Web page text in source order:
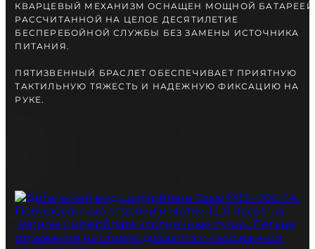
КВАРЦЕВЫЙ МЕХАНИЗМ ОСНАЩЕН МОЩНОЙ
РАССЧИТАННОЙ НА ЦЕЛОЕ ДЕСЯТИЛЕТИЕ
БЕСПЕРЕБОЙНОЙ СЛУЖБЫ БЕЗ ЗАМЕНЫ ИСТОЧНИКА
ПИТАНИЯ.
ПЯТИЗВЕННЫЙ БРАСЛЕТ ОБЕСПЕЧИВАЕТ ПРИЯТНУЮ
ТАКТИЛЬНУЮ ТЯЖЕСТЬ И НАДЕЖНУЮ ФИКСАЦИЮ НА
РУКЕ.